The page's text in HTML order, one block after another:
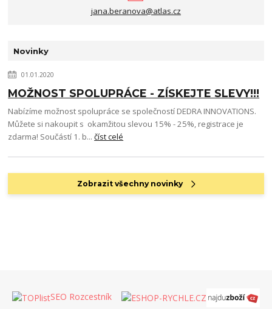
jana.beranova@atlas.cz
Novinky
01.01.2020
MOŽNOST SPOLUPRÁCE - ZÍSKEJTE SLEVY!!!
Nabízíme možnost spolupráce se společností DEDRA INNOVATIONS.
Můžete si nakoupit s okamžitou slevou 15% - 25%, registrace je
zdarma! Součástí 1. b...číst celé
Zobrazit všechny novinky
SEO Rozcestník